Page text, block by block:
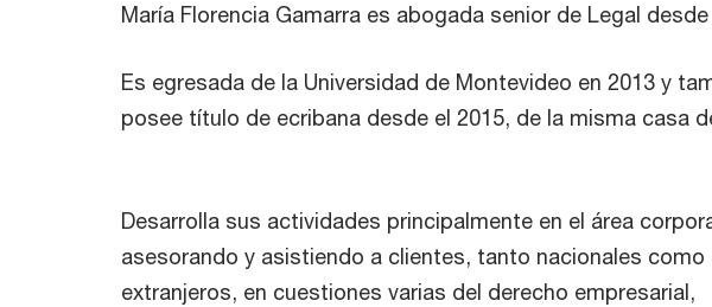
María Florencia Gamarra es abogada senior de Legal desde
Es egresada de la Universidad de Montevideo en 2013 y
posee título de ecribana desde el 2015, de la misma casa
Desarrolla sus actividades principalmente en el área
asesorando y asistiendo a clientes, tanto nacionales como
extranjeros, en cuestiones varias del derecho empresarial,